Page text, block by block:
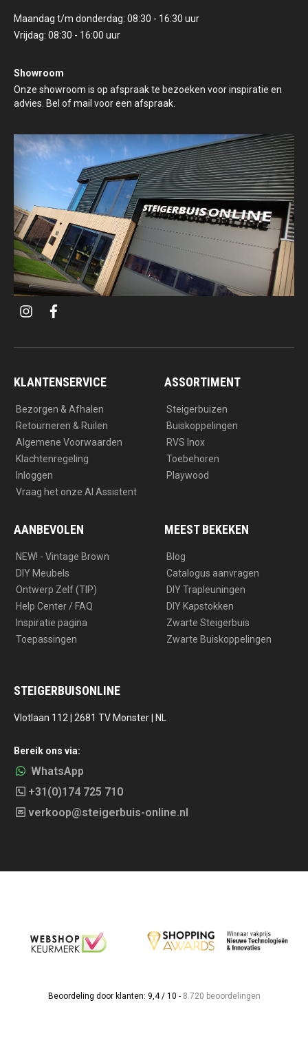
Maandag t/m donderdag: 08:30 - 16:30 uur
Vrijdag: 08:30 - 16:00 uur
Showroom
Onze showroom is op afspraak te bezoeken voor inspiratie en
advies. Bel of mail voor een afspraak.
i
t
a
f
e
k
KLANTENSERVICE
Bezorgen & Afhalen
Retourneren & Ruilen
Algemene Voorwaarden
Klachtenregeling
Inloggen
Vraag het onze AI Assistent
ASSORTIMENT
Steigerbuizen
Buiskoppelingen
RVS Inox
Toebehoren
Playwood
AANBEVOLEN
NEW! - Vintage Brown
DIY Meubels
Ontwerp Zelf (TIP)
Help Center / FAQ
Inspiratie pagina
Toepassingen
MEEST BEKEKEN
Blog
Catalogus aanvragen
DIY Trapleuningen
DIY Kapstokken
Zwarte Steigerbuis
Zwarte Buiskoppelingen
STEIGERBUISONLINE
Vlotlaan 112 | 2681 TV Monster | NL
Bereik ons via:
WhatsApp
+31(0)174 725 710
verkoop@steigerbuis-online.nl
Beoordeling door klanten: 9,4 / 10 - 8.720 beoordelingen